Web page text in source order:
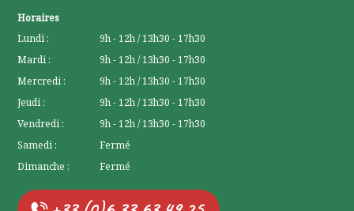
Horaires
Lundi :
9h - 12h / 13h30 - 17h30
Mardi :
9h - 12h / 13h30 - 17h30
Mercredi :
9h - 12h / 13h30 - 17h30
Jeudi :
9h - 12h / 13h30 - 17h30
Vendredi :
9h - 12h / 13h30 - 17h30
Samedi :
Fermé
Dimanche :
Fermé